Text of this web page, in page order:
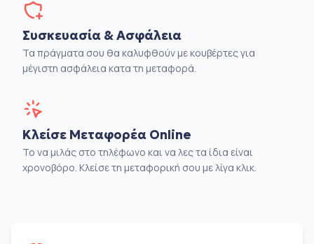
Συσκευασία & Ασφάλεια
Τα πράγματα σου θα καλυφθούν με κουβέρτες για
μέγιστη ασφάλεια κατα τη μεταφορά.
Κλείσε Μεταφορέα Online
Το να μιλάς στο τηλέφωνο και να λες τα ίδια είναι
χρονοβόρο. Κλείσε τη μεταφορική σου με λίγα κλικ.